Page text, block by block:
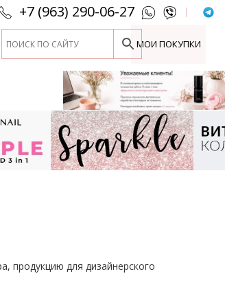
+7 (963) 290-06-27 |
МОИ ПОКУПКИ
продукцию для дизайнерского